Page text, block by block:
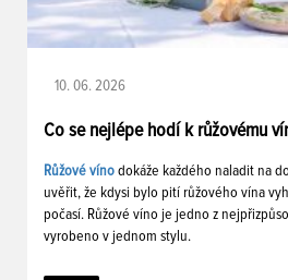
10. 06. 2026
Co se nejlépe hodí k růžovému
Růžové víno dokáže každého naladit na
uvěřit, že kdysi bylo pití růžového vína
počasí. Růžové víno je jedno z
vyrobeno v jednom stylu.